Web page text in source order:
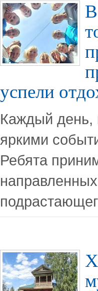
успели
Каждый день,
яркими
Ребята